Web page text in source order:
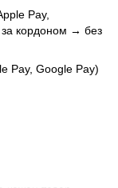
Pay,
за кордоном → без